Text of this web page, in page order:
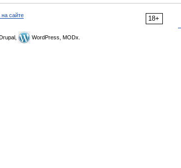
18+
сайте
WordPress, MODx.